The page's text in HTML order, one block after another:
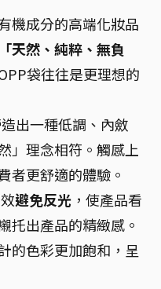
機成分的高端化妝品
「天然、純粹、無負
袋往往是更理想的
出一種低調、內斂
」理念相符。觸感上
者更舒適的體驗。
避免反光 ，使產品看
托出產品的精緻感。
的色彩更加飽和，呈